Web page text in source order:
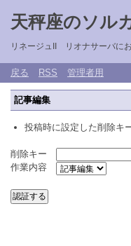
天秤座のソル
リネージュII リオナサーバに
戻る RSS 管理者用
記事編集
投稿時に設定した削除キ
削除キー
作業内容